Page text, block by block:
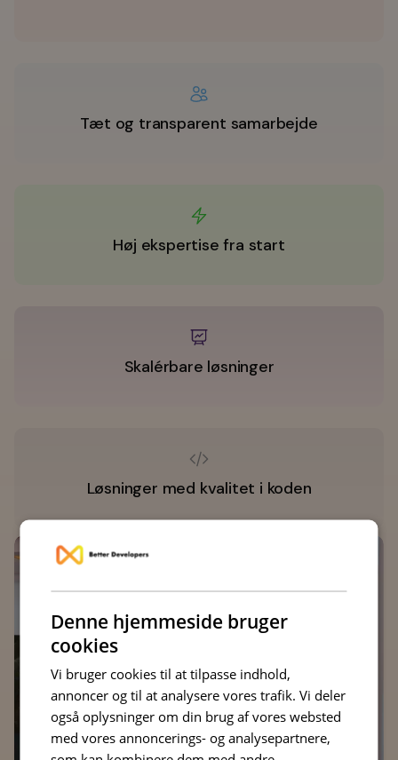
Tæt og transparent samarbejde
Høj ekspertise fra start
Skalérbare løsninger
Løsninger med kvalitet i koden
Denne hjemmeside bruger
cookies
Vi bruger cookies til at tilpasse indhold,
annoncer og til at analysere vores trafik. Vi deler
også oplysninger om din brug af vores websted
med vores annoncerings- og analysepartnere,